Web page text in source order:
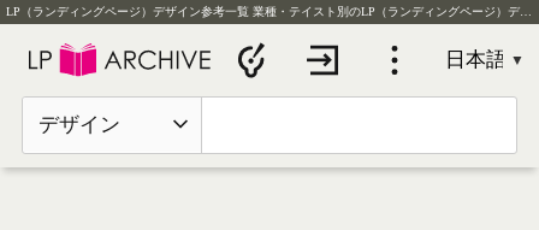
LP（ランディングページ）デザイン参考一覧 業種・テイスト別のLP（ランディングページ）デザイン実例を毎日更新
デザイン